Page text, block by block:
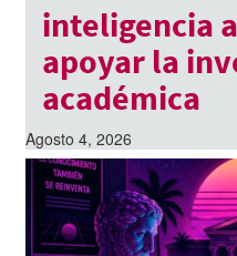
inteligencia
apoyar la
académica
Agosto 4, 2026